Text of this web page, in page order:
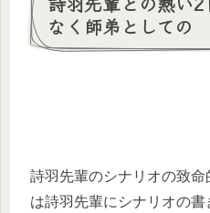
なく師弟としての
詩羽先輩のシナリオの致
は詩羽先輩にシナリオの書